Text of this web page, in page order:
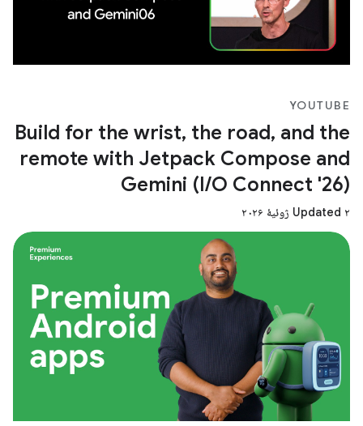
YOUTUBE
Build for the wrist, the road, and the
remote with Jetpack Compose and
Gemini (I/O Connect '26)
Updated ۲ ژوئیهٔ ۲۰۲۶